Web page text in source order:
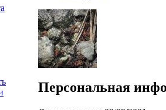
Персональная